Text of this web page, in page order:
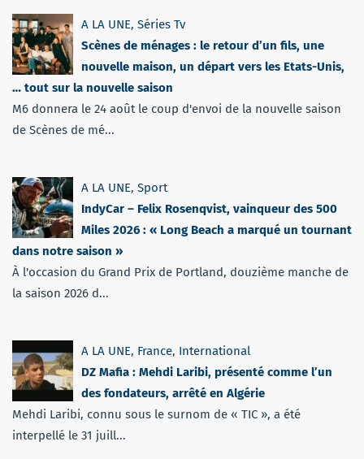
A LA UNE, Séries Tv
Scènes de ménages : le retour d’un fils, une
nouvelle maison, un départ vers les Etats-Unis,
… tout sur la nouvelle saison
M6 donnera le 24 août le coup d'envoi de la nouvelle saison
de Scènes de mé...
A LA UNE, Sport
IndyCar – Felix Rosenqvist, vainqueur des 500
Miles 2026 : « Long Beach a marqué un tournant
dans notre saison »
À l'occasion du Grand Prix de Portland, douzième manche de
la saison 2026 d...
A LA UNE, France, International
DZ Mafia : Mehdi Laribi, présenté comme l’un
des fondateurs, arrêté en Algérie
Mehdi Laribi, connu sous le surnom de « TIC », a été
interpellé le 31 juill...